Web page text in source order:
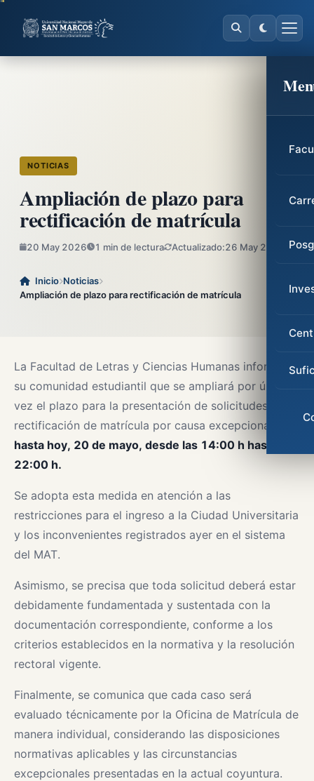
NOTICIAS
Ampliación de plazo para
rectificación de matrícula
20 May 2026 1 min de lectura Actualizado:26 May 2026
Inicio Noticias
Ampliación de plazo para rectificación de matrícula
La Facultad de Letras y Ciencias Humanas informa a
su comunidad estudiantil que se ampliará por única
vez el plazo para la presentación de solicitudes de
rectificación de matrícula por causa excepcional
hasta hoy, 20 de mayo, desde las 14:00 h hasta las
22:00 h.
Se adopta esta medida en atención a las
restricciones para el ingreso a la Ciudad Universitaria
y los inconvenientes registrados ayer en el sistema
del MAT.
Asimismo, se precisa que toda solicitud deberá estar
debidamente fundamentada y sustentada con la
documentación correspondiente, conforme a los
criterios establecidos en la normativa y la resolución
rectoral vigente.
Finalmente, se comunica que cada caso será
evaluado técnicamente por la Oficina de Matrícula de
manera individual, considerando las disposiciones
normativas aplicables y las circunstancias
excepcionales presentadas en la actual coyuntura.